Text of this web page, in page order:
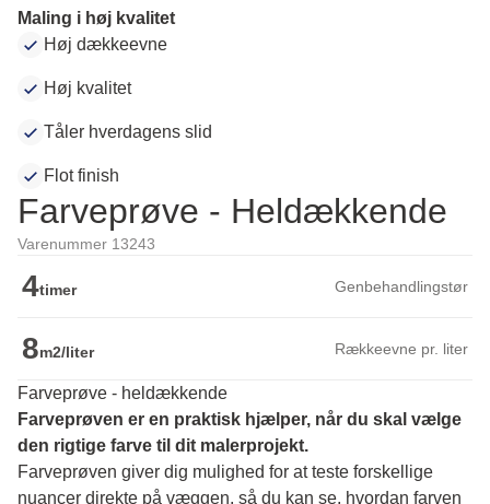
Maling i høj kvalitet
Høj dækkeevne
Høj kvalitet
Tåler hverdagens slid
Flot finish
Farveprøve - Heldækkende
Varenummer 13243
4timer Genbehandlingstør
8m2/liter Rækkeevne pr. liter
Farveprøve - heldækkende
Farveprøven er en praktisk hjælper, når du skal vælge
den rigtige farve til dit malerprojekt.
Farveprøven giver dig mulighed for at teste forskellige
nuancer direkte på væggen, så du kan se, hvordan farven